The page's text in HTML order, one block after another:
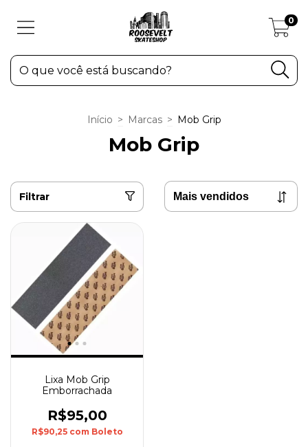
0
Início > Marcas > Mob Grip
Mob Grip
Filtrar
Lixa Mob Grip
Emborrachada
R$95,00
R$90,25 com Boleto